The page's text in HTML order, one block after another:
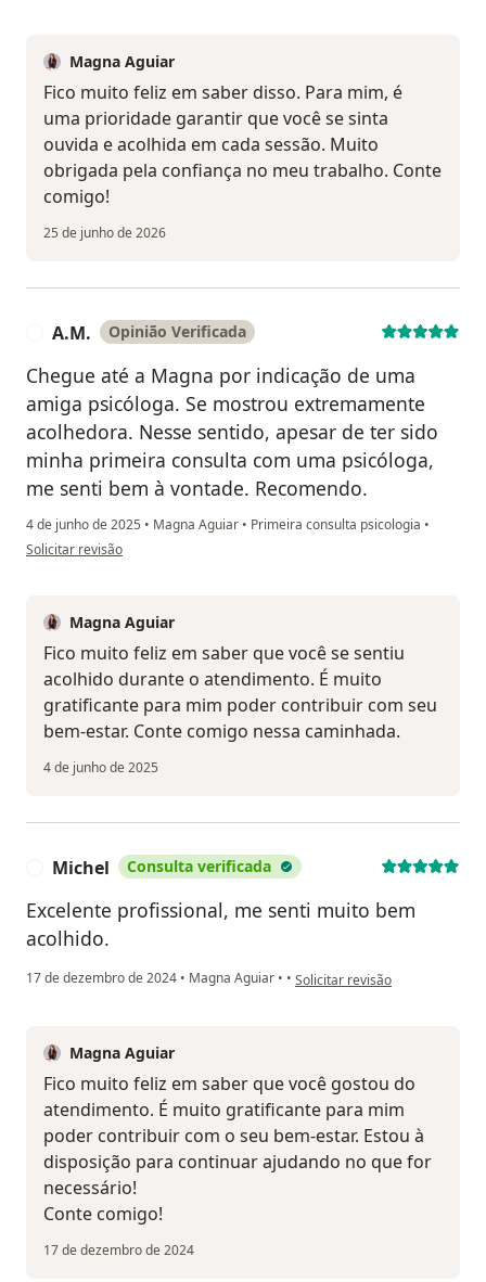
Magna Aguiar
Fico muito feliz em saber disso. Para mim, é
uma prioridade garantir que você se sinta
ouvida e acolhida em cada sessão. Muito
obrigada pela confiança no meu trabalho. Conte
comigo!
25 de junho de 2026
A.M. Opinião Verificada
Chegue até a Magna por indicação de uma
amiga psicóloga. Se mostrou extremamente
acolhedora. Nesse sentido, apesar de ter sido
minha primeira consulta com uma psicóloga,
me senti bem à vontade. Recomendo.
4 de junho de 2025 • Magna Aguiar • Primeira consulta psicologia •
na opinião do utilizador A.M.
Solicitar revisão
Magna Aguiar
Fico muito feliz em saber que você se sentiu
acolhido durante o atendimento. É muito
gratificante para mim poder contribuir com seu
bem-estar. Conte comigo nessa caminhada.
4 de junho de 2025
Michel Consulta verificada
Excelente profissional, me senti muito bem
acolhido.
17 de dezembro de 2024 • Magna Aguiar • • na opinião do utilizador Michel
Solicitar revisão
Magna Aguiar
Fico muito feliz em saber que você gostou do
atendimento. É muito gratificante para mim
poder contribuir com o seu bem-estar. Estou à
disposição para continuar ajudando no que for
necessário!
Conte comigo!
17 de dezembro de 2024